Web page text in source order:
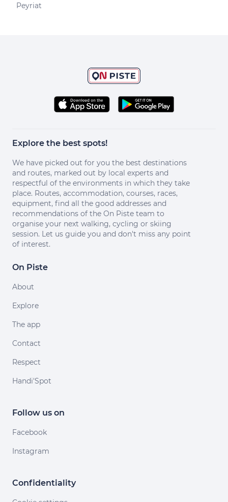
Peyriat
Explore the best spots!
We have picked out for you the best destinations
and routes, marked out by local experts and
respectful of the environments in which they take
place. Routes, accommodation, courses, races,
equipment, find all the good addresses and
recommendations of the On Piste team to
organise your next walking, cycling or skiing
session. Let us guide you and don't miss any point
of interest.
On Piste
About
Explore
The app
Contact
Respect
Handi'Spot
Follow us on
Facebook
Instagram
Confidentiality